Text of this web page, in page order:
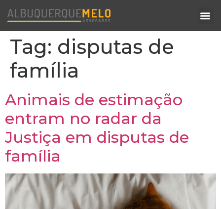
Tag: disputas de
família
Animais de estimação
entram no radar da
Justiça em disputas de
família